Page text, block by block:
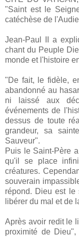
"Saint est le
catéchèse de
Jean-Paul II a
chant du Peuple
monde et l'histoire
"De fait, le fidèle,
abandonné au
ni laissé aux
événements de
dessus de toute
grandeur, sa
Sauveur".
Puis le Saint-Père
qu'il se place
créatures.
souverain
répond. Dieu est le
libérer du mal et de
Après avoir redit le
proximité de